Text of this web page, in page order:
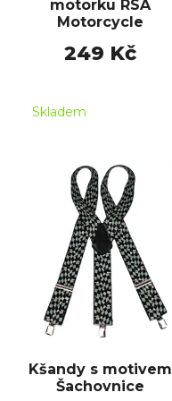
motorku RSA
Motorcycle
249 Kč
Skladem
Kšandy s motivem
Šachovnice